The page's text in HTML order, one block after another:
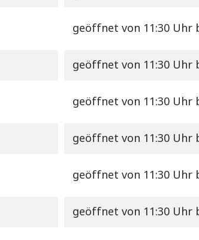
geöffnet von 11:30 Uhr
geöffnet von 11:30 Uhr
geöffnet von 11:30 Uhr
geöffnet von 11:30 Uhr
geöffnet von 11:30 Uhr
geöffnet von 11:30 Uhr